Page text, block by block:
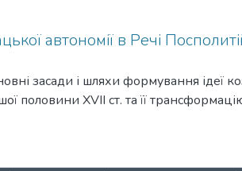
автономії в Речі
засади і шляхи формування ідеї
половини XVII ст. та її